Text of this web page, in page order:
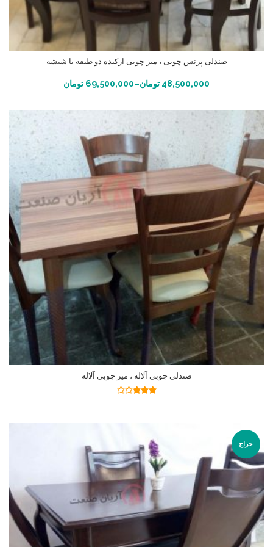
صندلی پرنس چوبی ، میز چوبی ارکیده دو طبقه با شیشه
48,500,000 تومان–
69,500,000 تومان انتخاب گزینه ها
صندلی چوبی آلاله ، میز چوبی آلاله
اطلاعات بیشتر
حراج